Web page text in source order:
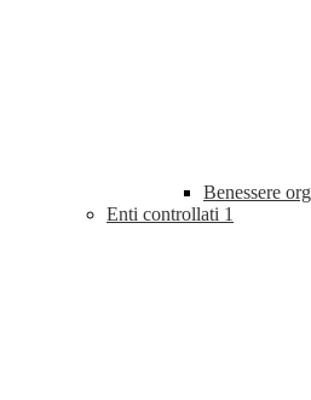
Benessere
Enti controllati 1